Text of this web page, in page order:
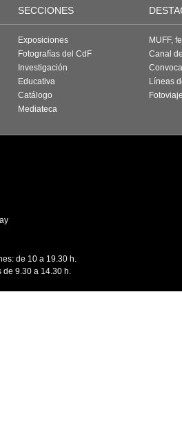
SECCIONES
Exposiciones
Fotografías del CdF
Investigación
Educativa
Catálogo
Mediateca
MUFF,
Canal
Líneas
de 10 a 19.30 h.
de 9.30 a 14.30 h.